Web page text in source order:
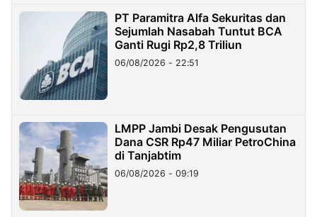
PT Paramitra Alfa Sekuritas dan
Sejumlah Nasabah Tuntut BCA
Ganti Rugi Rp2,8 Triliun
06/08/2026 - 22:51
LMPP Jambi Desak Pengusutan
Dana CSR Rp47 Miliar PetroChina
di Tanjabtim
06/08/2026 - 09:19